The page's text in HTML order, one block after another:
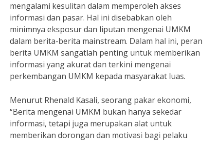
mengalami kesulitan dalam memperoleh akses
informasi dan pasar. Hal ini disebabkan oleh
minimnya eksposur dan liputan mengenai UMKM
dalam berita-berita mainstream. Dalam hal ini, peran
berita UMKM sangatlah penting untuk memberikan
informasi yang akurat dan terkini mengenai
perkembangan UMKM kepada masyarakat luas.
Menurut Rhenald Kasali, seorang pakar ekonomi,
“Berita mengenai UMKM bukan hanya sekedar
informasi, tetapi juga merupakan alat untuk
memberikan dorongan dan motivasi bagi pelaku